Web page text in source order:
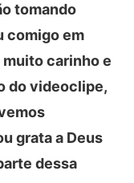
tomando
comigo em
carinho e
do videoclipe,
grata a Deus
dessa